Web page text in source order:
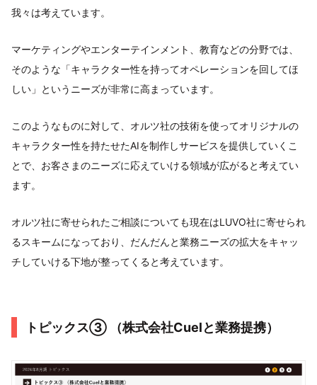
我々は考えています。
マーケティングやエンターテインメント、教育などの分野では、
そのような「キャラクター性を持ってオペレーションを回してほ
しい」というニーズが非常に高まっています。
このようなものに対して、オルツ社の技術を使ってオリジナルの
キャラクター性を持たせたAIを制作しサービスを提供していくこ
とで、お客さまのニーズに応えていける領域が広がると考えてい
ます。
オルツ社に寄せられたご相談についても現在はLUVO社に寄せられ
るスキームになっており、だんだんと業務ニーズの拡大をキャッ
チしていける下地が整ってくると考えています。
トピックス③ （株式会社Cuelと業務提携）